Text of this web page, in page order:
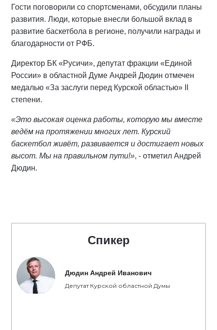
Гости поговорили со спортсменами, обсудили планы
развития. Люди, которые внесли большой вклад в
развитие баскетбола в регионе, получили награды и
благодарности от РФБ.
Директор БК «Русичи», депутат фракции «Единой
России» в областной Думе Андрей Дюдин отмечен
медалью «За заслуги перед Курской областью» II
степени.
«Это высокая оценка работы, которую мы вместе
ведём на протяжении многих лет. Курский
баскетбол живёт, развивается и достигает новых
высот. Мы на правильном пути!», - отметил Андрей
Дюдин.
Спикер
Дюдин Андрей Иванович
Депутат Курской областной Думы